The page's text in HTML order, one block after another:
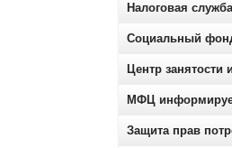
Налоговая
Социальный
Центр занятости
МФЦ
Защита прав